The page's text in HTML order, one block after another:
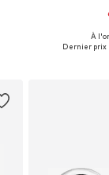
À
Dernier prix